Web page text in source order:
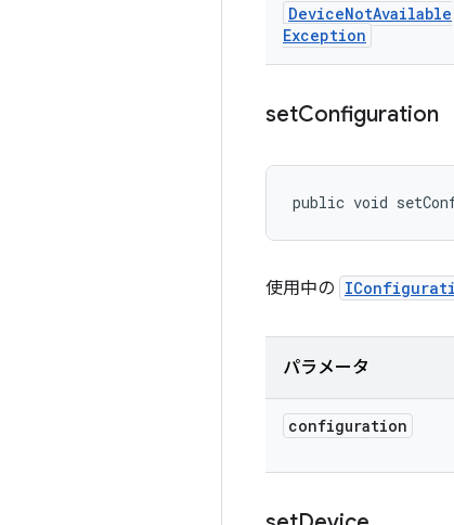
DeviceNotAvailable
Exception
setConfiguration
public void
使用中の
パラメータ
configuration